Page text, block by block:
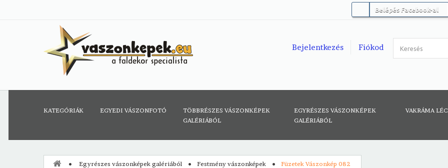
Belépés Facebook-al
Fiókod
Bejelentkezés
KATEGÓRIÁK EGYEDI VÁSZONFOTÓ
TÖBBRÉSZES VÁSZONKÉPEK
GALÉRIÁBÓL
EGYRÉSZES VÁSZONKÉPEK
GALÉRIÁBÓL
VAKRÁMA
Egyrészes vászonképek galériából Festmény vászonképek Füzetek Vászonkép 082